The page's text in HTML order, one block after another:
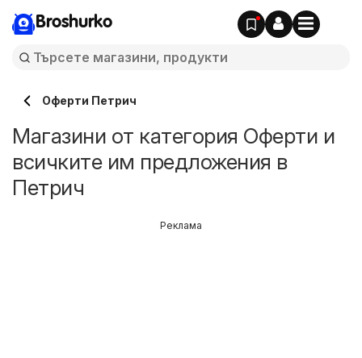
Broshurko
Оферти Петрич
Магазини от категория Оферти и
всичките им предложения в
Петрич
Реклама